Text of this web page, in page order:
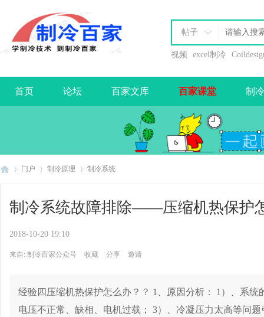
帖子
视频 excel制冷
首页 论坛 百家文库 百家课堂 制
门户 制冷原理 制冷系统
制冷系统故障排除——压缩机热保护
2018-10-20 19:10
来自: 制冷百家公众号 收藏 分享 邀请
经验四压缩机热保护怎么办？？ 1、原因分析： 1）、系
电压不正常、缺相、电机过载； 3）、冷凝压力太高等问